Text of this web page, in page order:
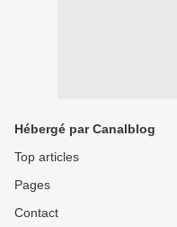
Hébergé par Canalblog
Top articles
Pages
Contact